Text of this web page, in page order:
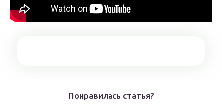
Понравилась статья?